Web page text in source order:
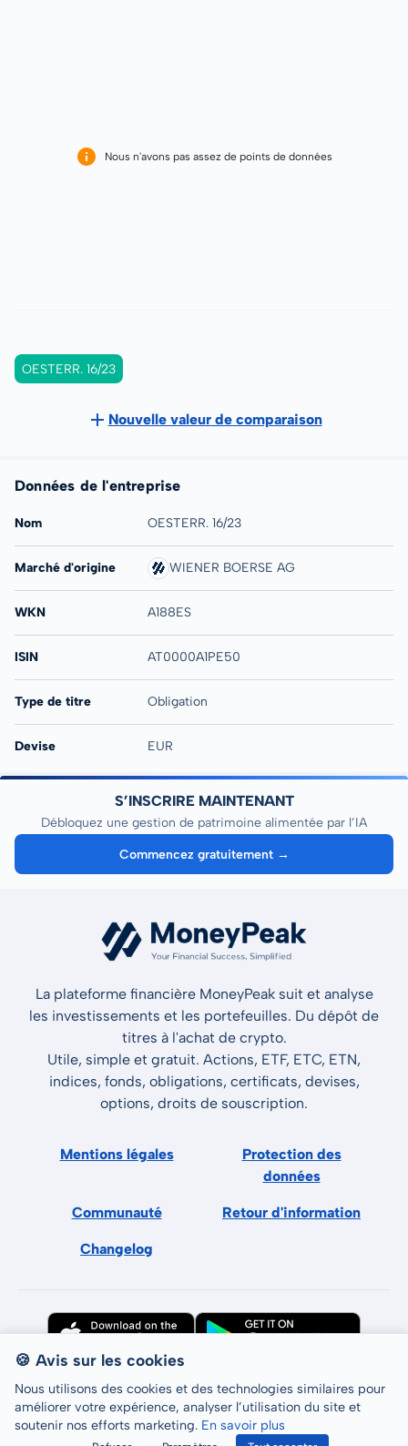
Nous n'avons pas assez de points de données
OESTERR. 16/23
Nouvelle valeur de comparaison
Données de l'entreprise
Nom OESTERR. 16/23
Marché d'origine WIENER BOERSE AG
WKN A188ES
ISIN AT0000A1PE50
Type de titre Obligation
Devise EUR
S’INSCRIRE MAINTENANT
Débloquez une gestion de patrimoine alimentée par l’IA
Commencez gratuitement →
La plateforme financière MoneyPeak suit et analyse
les investissements et les portefeuilles. Du dépôt de
titres à l'achat de crypto.
Utile, simple et gratuit. Actions, ETF, ETC, ETN,
indices, fonds, obligations, certificats, devises,
options, droits de souscription.
Mentions légales
Protection des
données
Communauté Retour d'information
Changelog
Tous droits réservés © LCP GmbH 2026
🍪 Avis sur les cookies
Nous utilisons des cookies et des technologies similaires pour
améliorer votre expérience, analyser l’utilisation du site et
soutenir nos efforts marketing. En savoir plus